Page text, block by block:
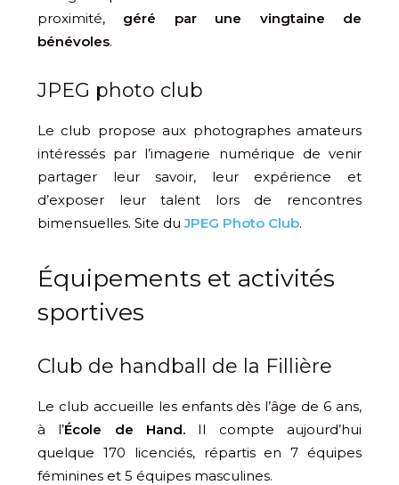
proximité, géré par une vingtaine de
bénévoles.
JPEG photo club
Le club propose aux photographes amateurs
intéressés par l’imagerie numérique de venir
partager leur savoir, leur expérience et
d’exposer leur talent lors de rencontres
bimensuelles. Site duJPEG Photo Club.
Équipements et activités
sportives
Club de handball de la Fillière
Le club accueille les enfants dès l’âge de 6 ans,
à l’École de Hand. Il compte aujourd’hui
quelque 170 licenciés, répartis en 7 équipes
féminines et 5 équipes masculines.